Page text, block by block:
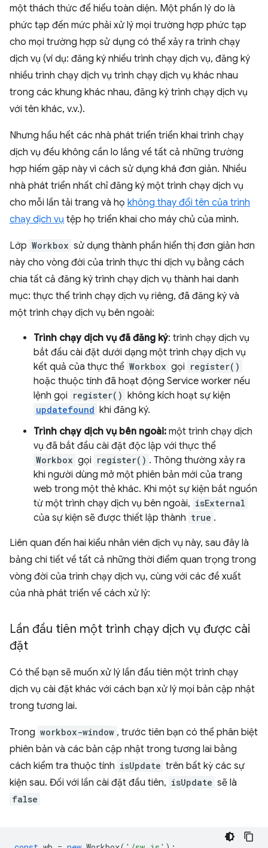
một thách thức để hiểu toàn diện. Một phần lý do là
phức tạp đến mức phải xử lý mọi trường hợp phức tạp
cho mọi trường hợp sử dụng có thể xảy ra trình chạy
dịch vụ (ví dụ: đăng ký nhiều trình chạy dịch vụ, đăng ký
nhiều trình chạy dịch vụ trình chạy dịch vụ khác nhau
trong các khung khác nhau, đăng ký trình chạy dịch vụ
với tên khác, v.v.).
Nhưng hầu hết các nhà phát triển triển khai trình chạy
dịch vụ đều không cần lo lắng về tất cả những trường
hợp hiếm gặp này vì cách sử dụng khá đơn giản. Nhiều
nhà phát triển nhất chỉ đăng ký một trình chạy dịch vụ
cho mỗi lần tải trang và họ không thay đổi tên của trình
chạy dịch vụ tệp họ triển khai cho máy chủ của mình.
Lớp Workbox sử dụng thành phần hiển thị đơn giản hơn
này cho vòng đời của trình thực thi dịch vụ bằng cách
chia tất cả đăng ký trình chạy dịch vụ thành hai danh
mục: thực thể trình chạy dịch vụ riêng, đã đăng ký và
một trình chạy dịch vụ bên ngoài:
Trình chạy dịch vụ đã đăng ký: trình chạy dịch vụ
bắt đầu cài đặt dưới dạng một trình chạy dịch vụ
kết quả của thực thể Workbox gọi register()
hoặc thuộc tính đã hoạt động Service worker nếu
lệnh gọi register() không kích hoạt sự kiện
updatefound khi đăng ký.
Trình chạy dịch vụ bên ngoài: một trình chạy dịch
vụ đã bắt đầu cài đặt độc lập với thực thể
Workbox gọi register() . Thông thường xảy ra
khi người dùng mở một phiên bản mới của trang
web trong một thẻ khác. Khi một sự kiện bắt nguồn
từ một trình chạy dịch vụ bên ngoài, isExternal
của sự kiện sẽ được thiết lập thành true .
Liên quan đến hai kiểu nhân viên dịch vụ này, sau đây là
bảng chi tiết về tất cả những thời điểm quan trọng trong
vòng đời của trình chạy dịch vụ, cùng với các đề xuất
của nhà phát triển về cách xử lý:
Lần đầu tiên một trình chạy dịch vụ được cài
đặt
Có thể bạn sẽ muốn xử lý lần đầu tiên một trình chạy
dịch vụ cài đặt khác với cách bạn xử lý mọi bản cập nhật
trong tương lai.
Trong workbox-window , trước tiên bạn có thể phân biệt
phiên bản và các bản cập nhật trong tương lai bằng
cách kiểm tra thuộc tính isUpdate trên bất kỳ các sự
kiện sau. Đối với lần cài đặt đầu tiên, isUpdate sẽ là
false